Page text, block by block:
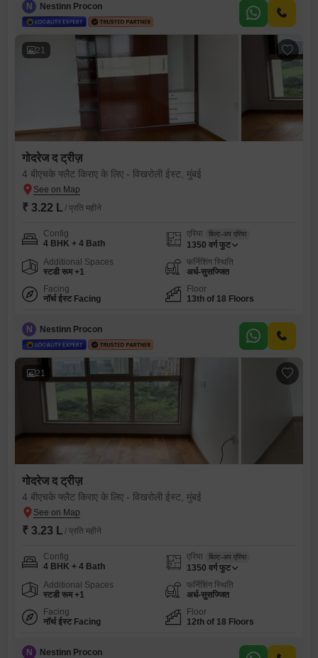
N Nestinn Procon
21
गोदरेज द ट्रीज़
4 बीएचके फ्लैट किराए के लिए - विखरोली ईस्ट, मुंबई
₹ 3.22 L / प्रति महीने
Config
4 BHK + 4 Bath
एरिया बिल्ट-अप एरिया
1350 वर्ग फुट
Additional Spaces
स्टडी रूम +1
फर्निशिंग स्थिति
अर्ध-सुसज्जित
Facing
नॉर्थ ईस्ट Facing
Floor
13th of 18 Floors
N Nestinn Procon
21
गोदरेज द ट्रीज़
4 बीएचके फ्लैट किराए के लिए - विखरोली ईस्ट, मुंबई
₹ 3.23 L / प्रति महीने
Config
4 BHK + 4 Bath
एरिया बिल्ट-अप एरिया
1350 वर्ग फुट
Additional Spaces
स्टडी रूम +1
फर्निशिंग स्थिति
अर्ध-सुसज्जित
Facing
नॉर्थ ईस्ट Facing
Floor
12th of 18 Floors
N Nestinn Procon